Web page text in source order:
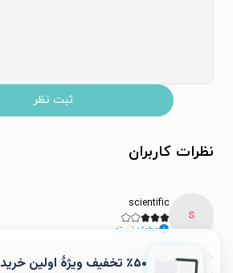
ثبت نظر
نظرات کاربران
s
scientific
مطمئن نیستم.
خیلی اطلاعات دقیقی نمیده بهتون. بیشتر
٪۵۰ تخفیف ویژۀ اولین خرید